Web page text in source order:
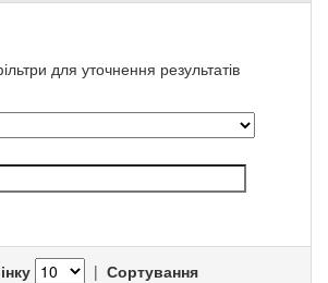
для уточнення результатів
| Сортування